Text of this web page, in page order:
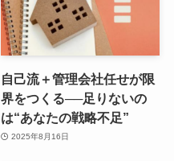
自己流＋管理会社任せが限
界をつくる──足りないの
は“あなたの戦略不足”
2025年8月16日